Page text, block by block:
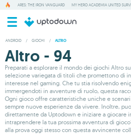
ARES: THE IRON VANGUARD MY HERO ACADEMIA UNITED
ANDROID / GIOCHI / ALTRO
Altro - 94
Preparati a esplorare il mondo dei giochi Altro
selezione variegata di titoli che promettono di
interesse nel gaming. Che tu stia risolvendo
immergendoti in avventure di ruolo, questa
Ogni gioco offre caratteristiche uniche e
sempre nuove esperienze da vivere. Inoltre,
direttamente da Uptodown e iniziare a giocare
intraprendere la tua prossima avventura di
alla prova oggi stesso con questa avvincente